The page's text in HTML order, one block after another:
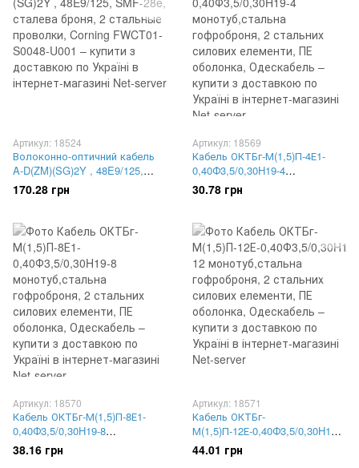
Артикул: 18524
Волоконно-оптичний кабель
A-D(ZM)(SG)2Y , 48E9/125,
SMF-28e, сталева броня, 2
стальные проволки, Corning
170.28 грн
Артикул: 18569
Кабель ОКТБг-М(1,5)П-4Е1-
0,40Ф3,5/0,30H19-4
монотуб,стальна гофроброня,
2 стальних силових елементи,
30.78 грн
Артикул: 18570
Кабель ОКТБг-М(1,5)П-8Е1-
0,40Ф3,5/0,30H19-8
монотуб,стальна гофроброня,
2 стальних силових елементи,
38.16 грн
Артикул: 18571
Кабель ОКТБг-
М(1,5)П-12Е-0,40Ф3,5/0,30H19-
12 монотуб,стальна
гофроброня, 2 стальних
44.01 грн